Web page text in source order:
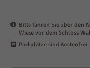
Bitte fahren Sie über den
Wiese vor dem Schloss
Parkplätze sind Kostenfrei